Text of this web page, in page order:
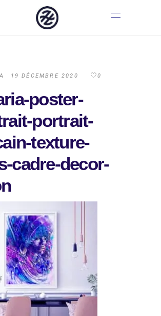
19 DÉCEMBRE 2020 0
poster-
portrait-
texture-
cadre-decor-